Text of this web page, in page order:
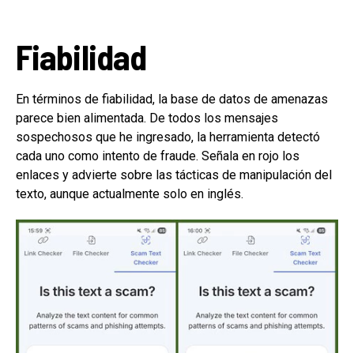
Fiabilidad
En términos de fiabilidad, la base de datos de amenazas
parece bien alimentada. De todos los mensajes
sospechosos que he ingresado, la herramienta detectó
cada uno como intento de fraude. Señala en rojo los
enlaces y advierte sobre las tácticas de manipulación del
texto, aunque actualmente solo en inglés.